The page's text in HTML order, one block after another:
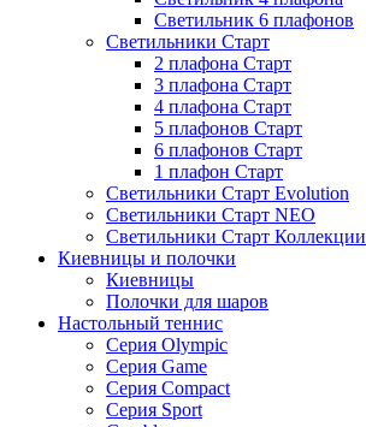
Светильник 6 плафонов
Светильники Старт
2 плафона Старт
3 плафона Старт
4 плафона Старт
5 плафонов Старт
6 плафонов Старт
1 плафон Старт
Светильники Старт Evolution
Светильники Старт NEO
Светильники Старт Коллекции
Киевницы и полочки
Киевницы
Полочки для шаров
Настольный теннис
Серия Olympic
Серия Game
Серия Compact
Серия Sport